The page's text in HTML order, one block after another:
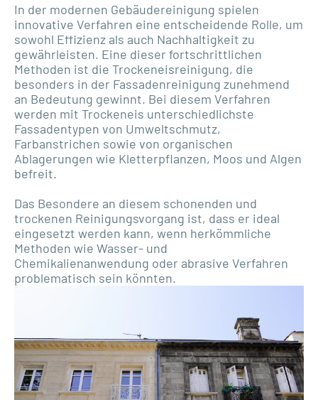
In der modernen Gebäudereinigung spielen
innovative Verfahren eine entscheidende Rolle, um
sowohl Effizienz als auch Nachhaltigkeit zu
gewährleisten. Eine dieser fortschrittlichen
Methoden ist die Trockeneisreinigung, die
besonders in der Fassadenreinigung zunehmend
an Bedeutung gewinnt. Bei diesem Verfahren
werden mit Trockeneis unterschiedlichste
Fassadentypen von Umweltschmutz,
Farbanstrichen sowie von organischen
Ablagerungen wie Kletterpflanzen, Moos und Algen
befreit.
Das Besondere an diesem schonenden und
trockenen Reinigungsvorgang ist, dass er ideal
eingesetzt werden kann, wenn herkömmliche
Methoden wie Wasser- und
Chemikalienanwendung oder abrasive Verfahren
problematisch sein könnten.